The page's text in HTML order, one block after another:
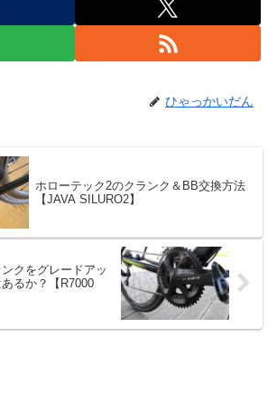
ひゃっかいだん
ホローテック2のクランク＆BB交換方法
【JAVA SILURO2】
クをグレードアッ
るか？【R7000